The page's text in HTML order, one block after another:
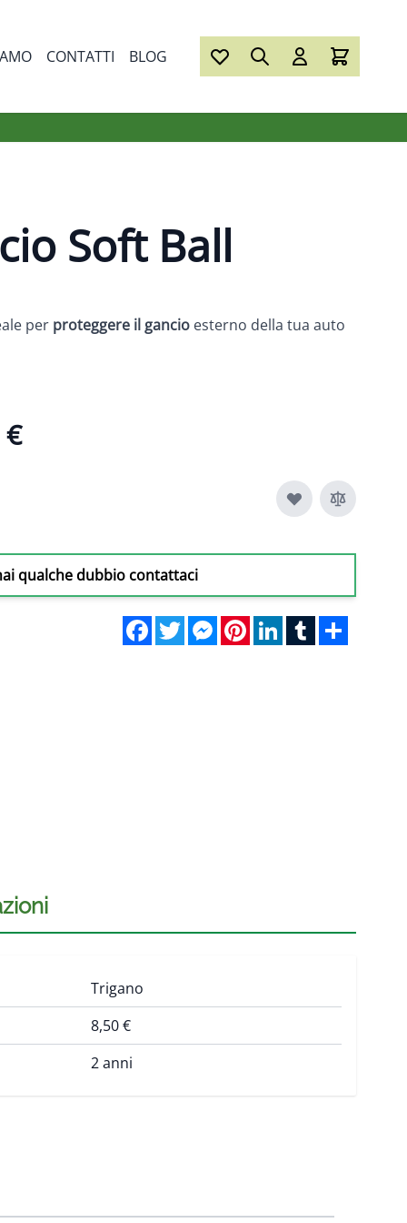
CONTATTI BLOG
Soft Ball
per proteggere il gancio esterno della tua auto
qualche dubbio contattaci
FacebookTwitterMessengerPinterestLinkedInTumblr
Trigano
8,50 €
2 anni